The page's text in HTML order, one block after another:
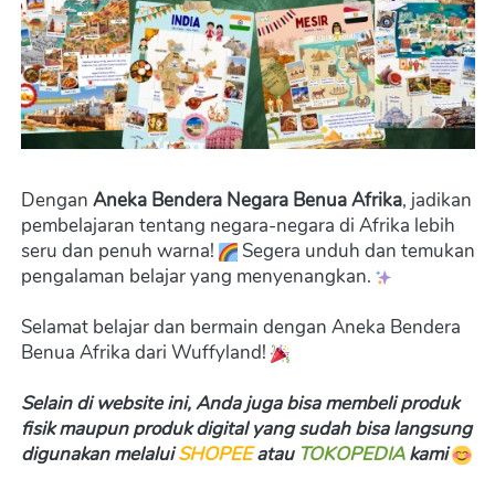
Dengan Aneka Bendera Negara Benua Afrika, jadikan
pembelajaran tentang negara-negara di Afrika lebih
seru dan penuh warna!
Segera unduh dan temukan
pengalaman belajar yang menyenangkan.
Selamat belajar dan bermain dengan Aneka Bendera
Benua Afrika dari Wuffyland!
Selain di website ini, Anda juga bisa membeli produk
fisik maupun produk digital yang sudah bisa langsung
digunakan melalui SHOPEE atau TOKOPEDIA kami